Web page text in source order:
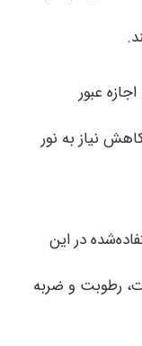
عبور
نیاز به نور
در این
رطوبت و ضربه